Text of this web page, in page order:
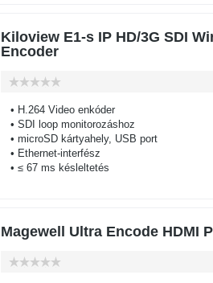
Kiloview E1-s IP HD/3G SDI
Encoder
• H.264 Video enkóder
• SDI loop monitorozáshoz
• microSD kártyahely, USB port
• Ethernet-interfész
• ≤ 67 ms késleltetés
Magewell Ultra Encode HDMI